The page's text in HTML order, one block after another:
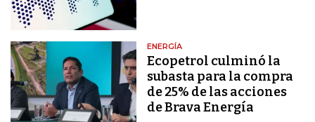
ENERGÍA
Ecopetrol culminó la
subasta para la compra
de 25% de las acciones
de Brava Energía